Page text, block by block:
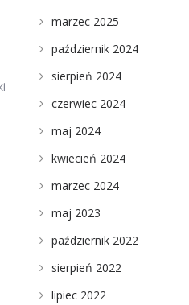
marzec 2025
październik 2024
sierpień 2024
czerwiec 2024
maj 2024
kwiecień 2024
marzec 2024
maj 2023
październik 2022
sierpień 2022
lipiec 2022